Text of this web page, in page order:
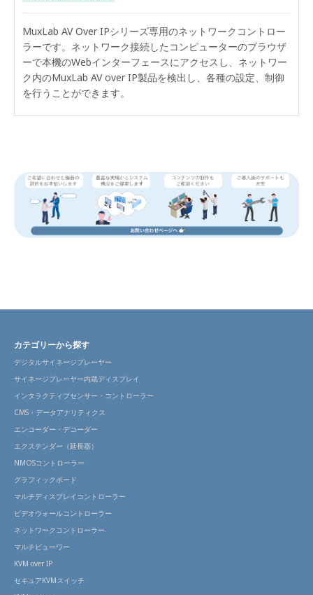
MuxLab AV Over IPシリーズ専用のネットワークコントロー
ラーです。ネットワーク接続したコンピューターのブラウザ
ーで本機のWebインターフェースにアクセスし、ネットワー
ク内のMuxLab AV over IP製品を検出し、各種の設定、制御
を行うことができます。
カテゴリーから探す
デジタルサイネージプレーヤー
サイネージプレーヤー内蔵ディスプレイ
インタラクティブセンサー・コントローラー
CMS・データアナリティクス
エンコーダー・デコーダー
エクステンダー（延長器）
NMOSコントローラー
グラフィックボード
マルチディスプレイコントローラー
ビデオウォールコントローラー
ネットワークコントローラー
マルチビューワー
KVM over IP
セキュアKVMスイッチ